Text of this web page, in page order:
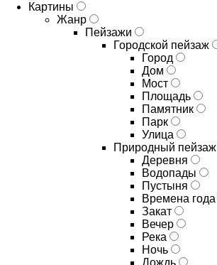
Картины
Жанр
Пейзажи
Городской пейзаж
Город
Дом
Мост
Площадь
Памятник
Парк
Улица
Природный пейзаж
Деревня
Водопады
Пустыня
Времена года
Закат
Вечер
Река
Ночь
Дождь